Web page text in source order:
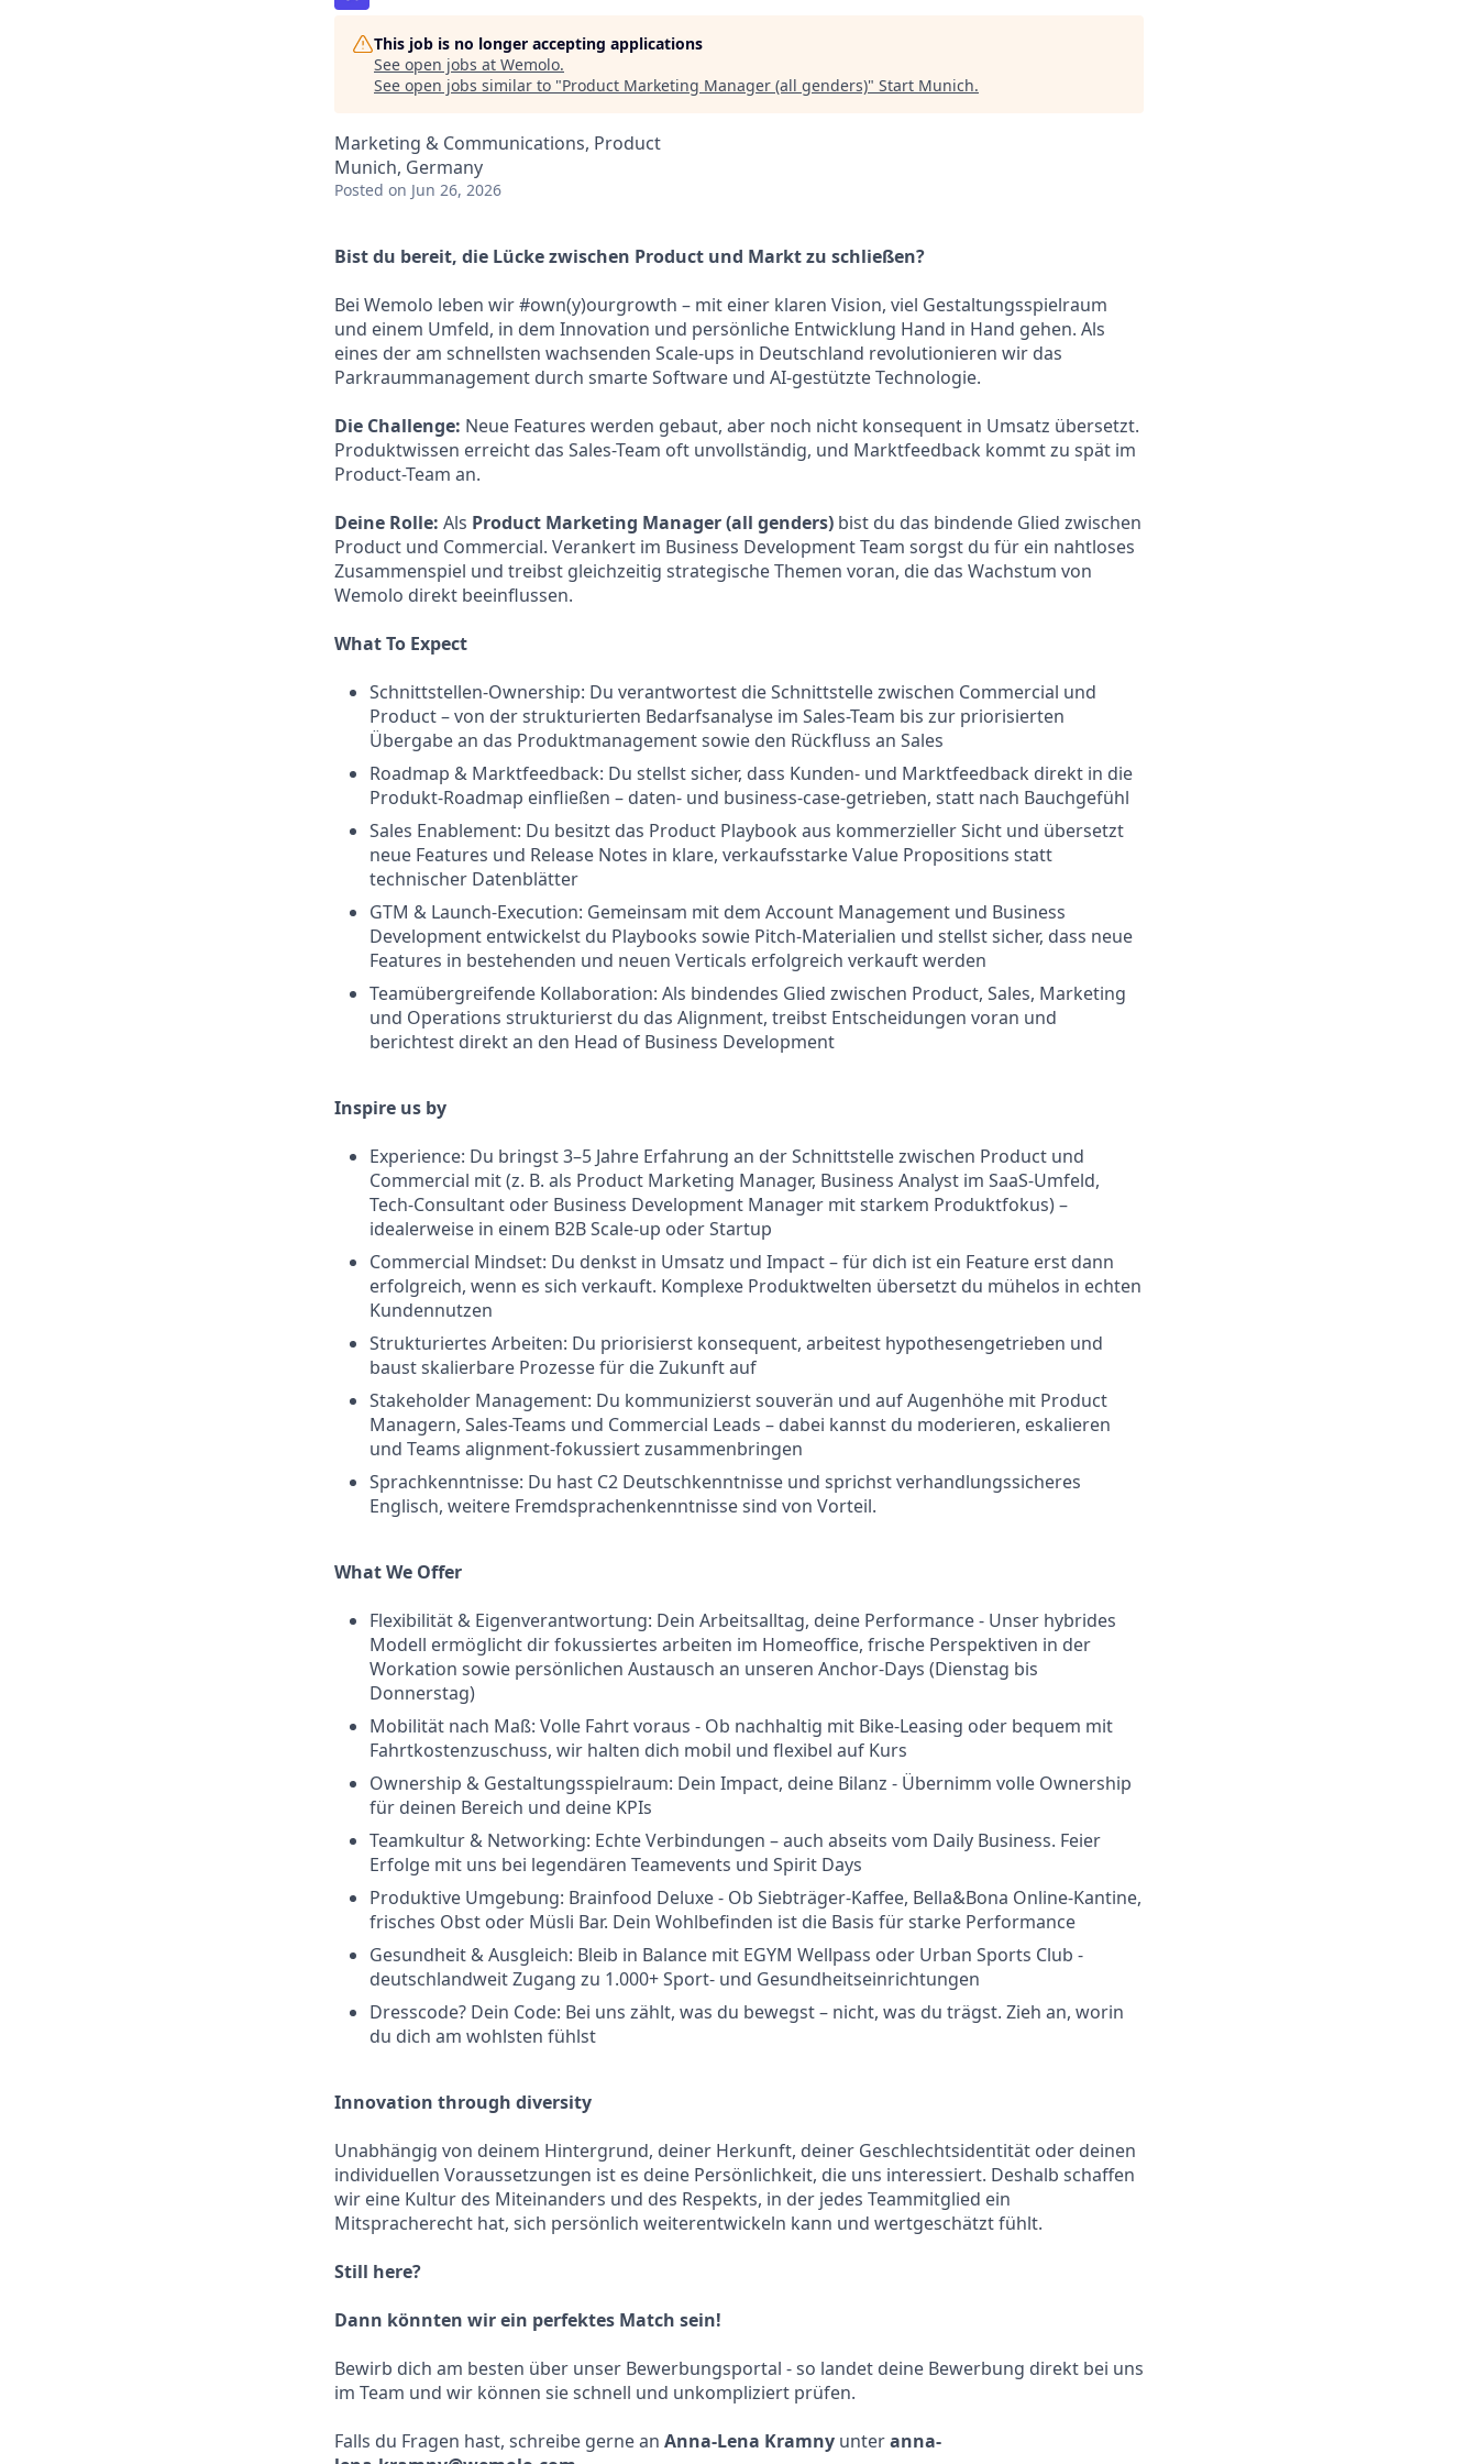
This job is no longer accepting applications
See open jobs at Wemolo.
See open jobs similar to "Product Marketing Manager (all genders)" Start Munich.
Marketing & Communications, Product
Munich, Germany
Posted on Jun 26, 2026
Bist du bereit, die Lücke zwischen Product und Markt zu schließen?
Bei Wemolo leben wir #own(y)ourgrowth – mit einer klaren Vision, viel Gestaltungsspielraum
und einem Umfeld, in dem Innovation und persönliche Entwicklung Hand in Hand gehen. Als
eines der am schnellsten wachsenden Scale-ups in Deutschland revolutionieren wir das
Parkraummanagement durch smarte Software und AI-gestützte Technologie.
Die Challenge: Neue Features werden gebaut, aber noch nicht konsequent in Umsatz übersetzt.
Produktwissen erreicht das Sales-Team oft unvollständig, und Marktfeedback kommt zu spät im
Product-Team an.
Deine Rolle: Als Product Marketing Manager (all genders) bist du das bindende Glied zwischen
Product und Commercial. Verankert im Business Development Team sorgst du für ein nahtloses
Zusammenspiel und treibst gleichzeitig strategische Themen voran, die das Wachstum von
Wemolo direkt beeinflussen.
What To Expect
Schnittstellen-Ownership: Du verantwortest die Schnittstelle zwischen Commercial und
Product – von der strukturierten Bedarfsanalyse im Sales-Team bis zur priorisierten
Übergabe an das Produktmanagement sowie den Rückfluss an Sales
Roadmap & Marktfeedback: Du stellst sicher, dass Kunden- und Marktfeedback direkt in die
Produkt-Roadmap einfließen – daten- und business-case-getrieben, statt nach Bauchgefühl
Sales Enablement: Du besitzt das Product Playbook aus kommerzieller Sicht und übersetzt
neue Features und Release Notes in klare, verkaufsstarke Value Propositions statt
technischer Datenblätter
GTM & Launch-Execution: Gemeinsam mit dem Account Management und Business
Development entwickelst du Playbooks sowie Pitch-Materialien und stellst sicher, dass neue
Features in bestehenden und neuen Verticals erfolgreich verkauft werden
Teamübergreifende Kollaboration: Als bindendes Glied zwischen Product, Sales, Marketing
und Operations strukturierst du das Alignment, treibst Entscheidungen voran und
berichtest direkt an den Head of Business Development
Inspire us by
Experience: Du bringst 3–5 Jahre Erfahrung an der Schnittstelle zwischen Product und
Commercial mit (z. B. als Product Marketing Manager, Business Analyst im SaaS-Umfeld,
Tech-Consultant oder Business Development Manager mit starkem Produktfokus) –
idealerweise in einem B2B Scale-up oder Startup
Commercial Mindset: Du denkst in Umsatz und Impact – für dich ist ein Feature erst dann
erfolgreich, wenn es sich verkauft. Komplexe Produktwelten übersetzt du mühelos in echten
Kundennutzen
Strukturiertes Arbeiten: Du priorisierst konsequent, arbeitest hypothesengetrieben und
baust skalierbare Prozesse für die Zukunft auf
Stakeholder Management: Du kommunizierst souverän und auf Augenhöhe mit Product
Managern, Sales-Teams und Commercial Leads – dabei kannst du moderieren, eskalieren
und Teams alignment-fokussiert zusammenbringen
Sprachkenntnisse: Du hast C2 Deutschkenntnisse und sprichst verhandlungssicheres
Englisch, weitere Fremdsprachenkenntnisse sind von Vorteil.
What We Offer
Flexibilität & Eigenverantwortung: Dein Arbeitsalltag, deine Performance - Unser hybrides
Modell ermöglicht dir fokussiertes arbeiten im Homeoffice, frische Perspektiven in der
Workation sowie persönlichen Austausch an unseren Anchor-Days (Dienstag bis
Donnerstag)
Mobilität nach Maß: Volle Fahrt voraus - Ob nachhaltig mit Bike-Leasing oder bequem mit
Fahrtkostenzuschuss, wir halten dich mobil und flexibel auf Kurs
Ownership & Gestaltungsspielraum: Dein Impact, deine Bilanz - Übernimm volle Ownership
für deinen Bereich und deine KPIs
Teamkultur & Networking: Echte Verbindungen – auch abseits vom Daily Business. Feier
Erfolge mit uns bei legendären Teamevents und Spirit Days
Produktive Umgebung: Brainfood Deluxe - Ob Siebträger-Kaffee, Bella&Bona Online-Kantine,
frisches Obst oder Müsli Bar. Dein Wohlbefinden ist die Basis für starke Performance
Gesundheit & Ausgleich: Bleib in Balance mit EGYM Wellpass oder Urban Sports Club -
deutschlandweit Zugang zu 1.000+ Sport- und Gesundheitseinrichtungen
Dresscode? Dein Code: Bei uns zählt, was du bewegst – nicht, was du trägst. Zieh an, worin
du dich am wohlsten fühlst
Innovation through diversity
Unabhängig von deinem Hintergrund, deiner Herkunft, deiner Geschlechtsidentität oder deinen
individuellen Voraussetzungen ist es deine Persönlichkeit, die uns interessiert. Deshalb schaffen
wir eine Kultur des Miteinanders und des Respekts, in der jedes Teammitglied ein
Mitspracherecht hat, sich persönlich weiterentwickeln kann und wertgeschätzt fühlt.
Still here?
Dann könnten wir ein perfektes Match sein!
Bewirb dich am besten über unser Bewerbungsportal - so landet deine Bewerbung direkt bei uns
im Team und wir können sie schnell und unkompliziert prüfen.
Falls du Fragen hast, schreibe gerne an Anna-Lena Kramny unteranna-